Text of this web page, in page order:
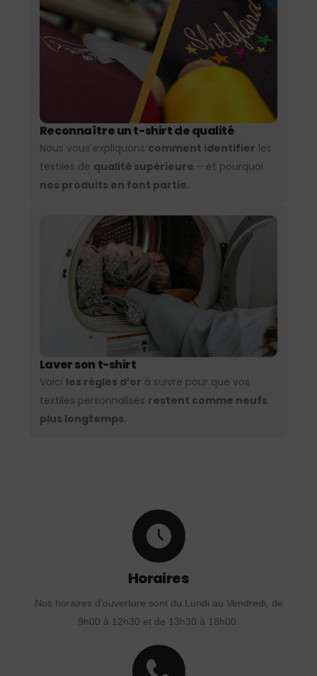
Reconnaître un t-shirt de qualité
Nous vous expliquons comment identifier les
textiles de qualité supérieure – et pourquoi
nos produits en font partie.
Laver son t-shirt
Voici les règles d’or à suivre pour que vos
textiles personnalisés restent comme neufs
plus longtemps.
Horaires
Nos horaires d'ouverture sont du Lundi au Vendredi, de
9h00 à 12h30 et de 13h30 à 18h00.